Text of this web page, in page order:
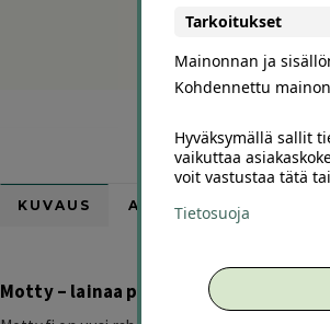
KUVAUS ARVIOT (0)
Motty – lainaa paremmilla ehdoilla
Tarkoitukset
Mainonnan ja
Kohdennettu
Hyväksymällä sallit
vaikuttaa
voit vastustaa tätä
Tietosuoja